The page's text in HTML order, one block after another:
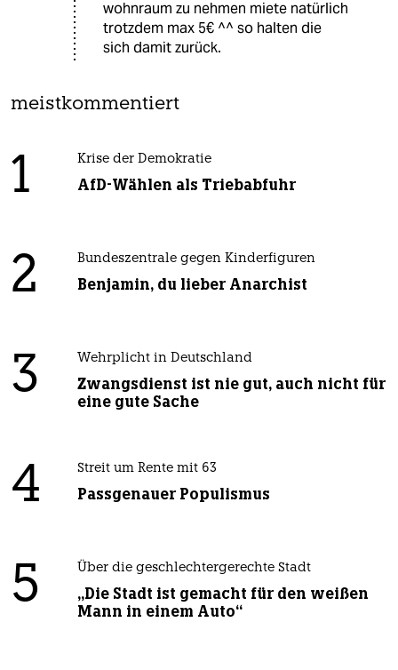
wohnraum zu nehmen miete natürlich
trotzdem max 5€ ^^ so halten die
sich damit zurück.
meistkommentiert
1 Krise der Demokratie
AfD-Wählen als Triebabfuhr
2 Bundeszentrale gegen Kinderfiguren
Benjamin, du lieber Anarchist
3 Wehrplicht in Deutschland
Zwangsdienst ist nie gut, auch nicht für
eine gute Sache
4 Streit um Rente mit 63
Passgenauer Populismus
5 Über die geschlechtergerechte Stadt
„Die Stadt ist gemacht für den weißen
Mann in einem Auto“